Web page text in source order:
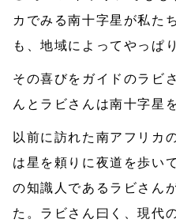
カでみる南十字星が私た
も、地域によってやっぱ
その喜びをガイドのラビ
んとラビさんは南十字星
以前に訪れた南アフリカ
は星を頼りに夜道を歩い
の知識人であるラビさん
た。ラビさん曰く、現代